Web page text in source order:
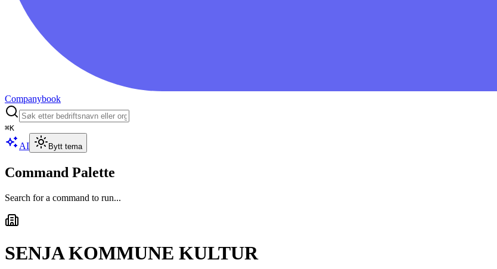
Companybook
⌘K
AI Bytt tema
Command Palette
Search for a command to run...
SENJA KOMMUNE KULTUR